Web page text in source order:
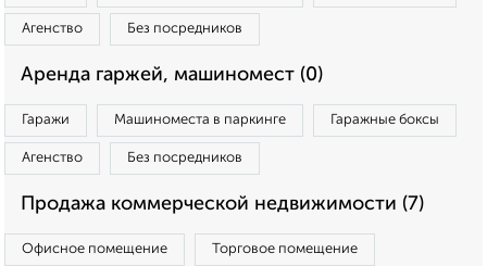
Агенство Без посредников
Аренда гаржей, машиномест (0)
Гаражи Машиноместа в паркинге Гаражные боксы
Агенство Без посредников
Продажа коммерческой недвижимости (7)
Офисное помещение Торговое помещение